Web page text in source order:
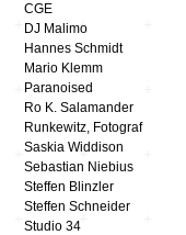
CGE
DJ Malimo
Hannes Schmidt
Mario Klemm
Paranoised
Ro K. Salamander
Runkewitz, Fotograf
Saskia Widdison
Sebastian Niebius
Steffen Blinzler
Steffen Schneider
Studio 34